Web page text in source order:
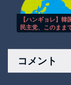
【ハンギョレ】韓
民主党、このまま
コメント